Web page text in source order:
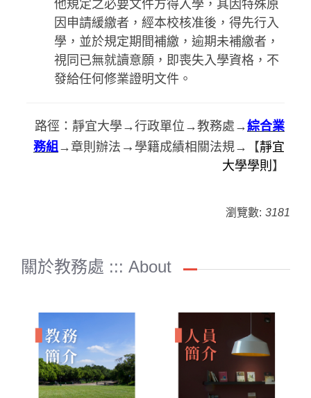
他規定之必要文件方得入學，其因特殊原
因申請緩繳者，經本校核准後，得先行入
學，並於規定期間補繳，逾期未補繳者，
視同已無就讀意願，即喪失入學資格，不
發給任何修業證明文件。
路徑：靜宜大學→行政單位→教務處→綜合業
務組 →章則辦法 → 學籍成績相關法規→【靜宜
大學學則 】
瀏覽數: 3181
關於教務處 ::: About